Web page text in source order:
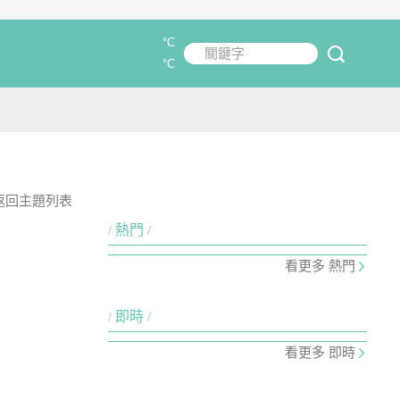
關鍵字
°C
°C
回主題列表
熱門
看更多 熱門
即時
看更多 即時